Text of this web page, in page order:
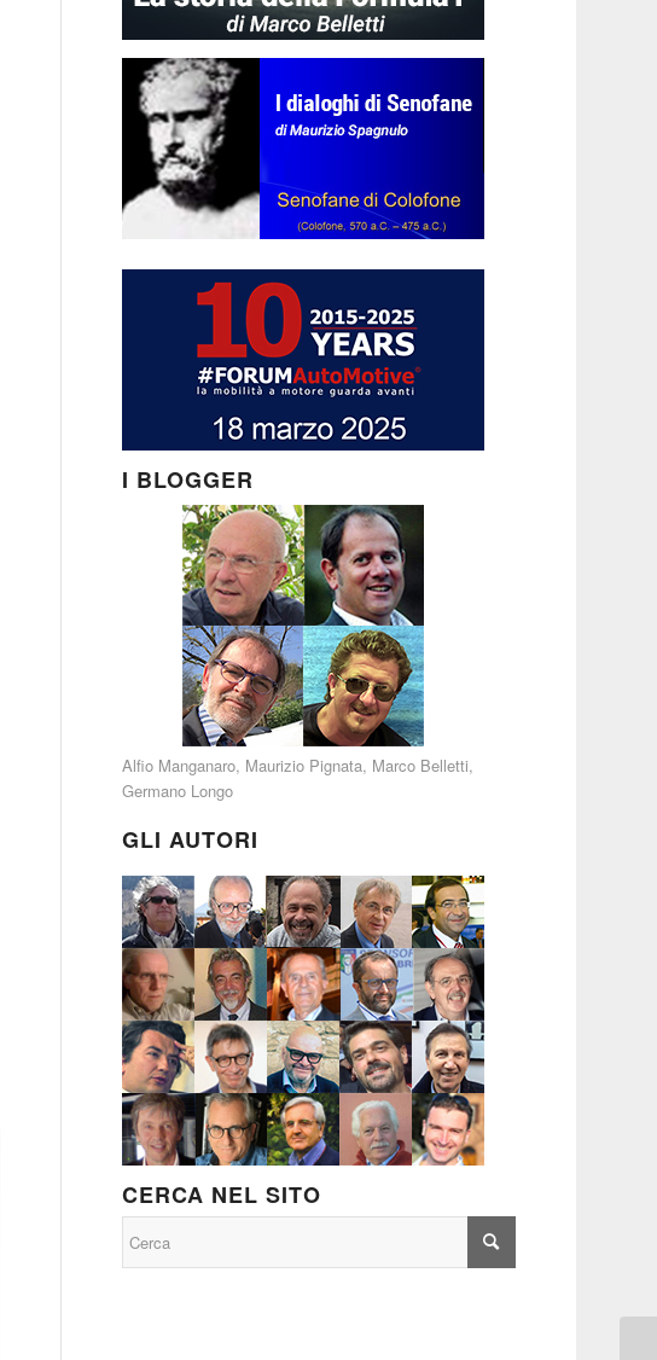
I BLOGGER
Alfio Manganaro, Maurizio Pignata, Marco Belletti,
Germano Longo
GLI AUTORI
CERCA NEL SITO